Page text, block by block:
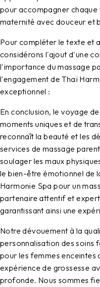
pour accompagner chaque
maternité avec douceur et
Pour compléter le texte et
considérons l'ajout d'une
l'importance du massage
l'engagement de Thaï
exceptionnel :
En conclusion, le voyage
moments uniques et de
reconnaît la beauté et les
services de massage
soulager les maux
le bien-être émotionnel de
Harmonie Spa pour un
partenaire attentif et
garantissant ainsi une
Notre dévouement à la
personnalisation des soins
pour les femmes enceintes
expérience de grossesse
profonde. Nous sommes